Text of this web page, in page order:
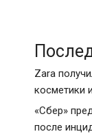
Zara
косметики
«Сбер»
после